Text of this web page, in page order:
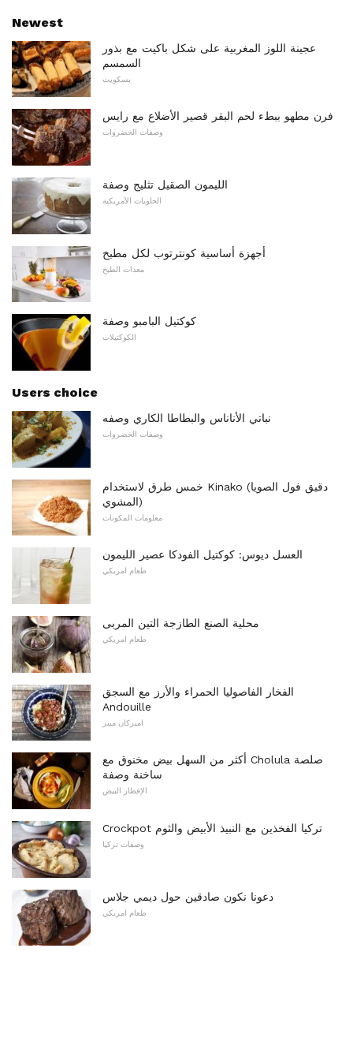
Newest
عجينة اللوز المغربية على شكل باكيت مع بذور
السمسم
بسكويت
فرن مطهو ببطء لحم البقر قصير الأضلاع مع رايس
وصفات الخضروات
الليمون الصقيل تثليج وصفة
الحلويات الأمريكية
أجهزة أساسية كونترتوب لكل مطبخ
معدات الطبخ
كوكتيل البامبو وصفة
الكوكتيلات
Users choice
نباتي الأناناس والبطاطا الكاري وصفه
وصفات الخضروات
خمس طرق لاستخدام Kinako (دقيق فول الصويا
المشوي)
معلومات المكونات
العسل ديوس: كوكتيل الفودكا عصير الليمون
طعام امريكي
محلية الصنع الطازجة التين المربى
طعام امريكي
الفخار الفاصوليا الحمراء والأرز مع السجق
Andouille
اميركان مينز
أكثر من السهل بيض مخنوق مع Cholula صلصة
ساخنة وصفة
الإفطار البيض
Crockpot تركيا الفخذين مع النبيذ الأبيض والثوم
وصفات تركيا
دعونا نكون صادقين حول ديمي جلاس
طعام امريكي